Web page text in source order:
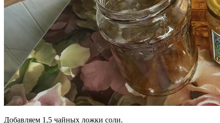
Добавляем 1,5 чайных ложки соли.